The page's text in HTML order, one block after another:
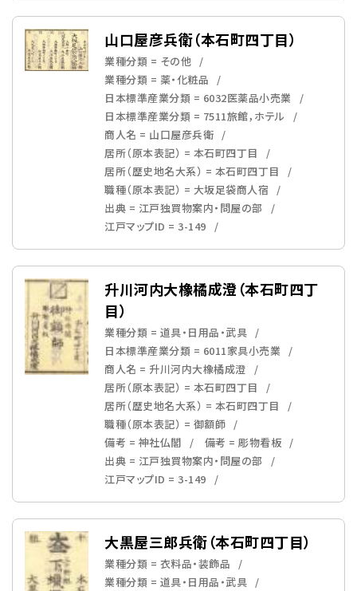
山口屋彦兵衛（本石町四丁目）
業種分類 = その他
業種分類 = 薬・化粧品
日本標準産業分類 = 6032医薬品小売業
日本標準産業分類 = 7511旅館，ホテル
商人名 = 山口屋彦兵衛
居所（原本表記） = 本石町四丁目
居所（歴史地名大系） = 本石町四丁目
職種（原本表記） = 大坂足袋商人宿
出典 = 江戸独買物案内・問屋の部
江戸マップID = 3-149
升川河内大橡橘成澄（本石町四丁
目）
業種分類 = 道具・日用品・武具
日本標準産業分類 = 6011家具小売業
商人名 = 升川河内大橡橘成澄
居所（原本表記） = 本石町四丁目
居所（歴史地名大系） = 本石町四丁目
職種（原本表記） = 御額師
備考 = 神社仏閣
備考 = 彫物看板
出典 = 江戸独買物案内・問屋の部
江戸マップID = 3-149
大黒屋三郎兵衛（本石町四丁目）
業種分類 = 衣料品・装飾品
業種分類 = 道具・日用品・武具